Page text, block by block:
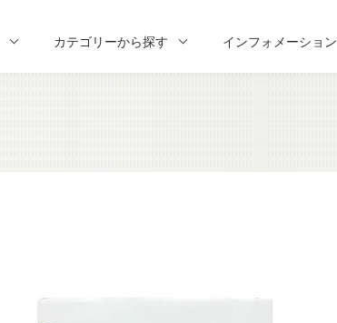
カテゴリーから探す インフォメーション